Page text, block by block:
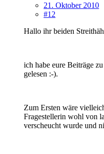
21. Oktober 2010
#12
Hallo ihr beiden
ich habe eure Beiträge
gelesen :-).
Zum Ersten wäre
Fragestellerin wohl von
verscheucht wurde und